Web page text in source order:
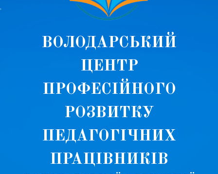
ВОЛОДАРСЬКИЙ
ЦЕНТР
ПРОФЕСІЙНОГО
РОЗВИТКУ
ПЕДАГОГІЧНИХ
ПРАЦІВНИКІВ